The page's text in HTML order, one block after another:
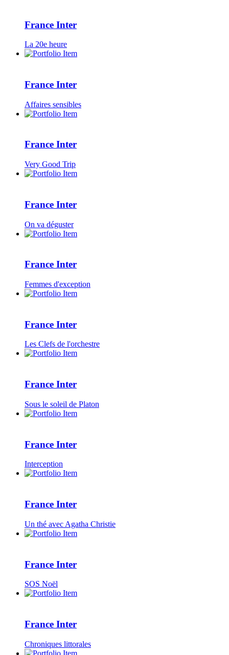
France Inter
La 20e heure
France Inter
Affaires sensibles
France Inter
Very Good Trip
France Inter
On va déguster
France Inter
Femmes d'exception
France Inter
Les Clefs de l'orchestre
France Inter
Sous le soleil de Platon
France Inter
Interception
France Inter
Un thé avec Agatha Christie
France Inter
SOS Noël
France Inter
Chroniques littorales